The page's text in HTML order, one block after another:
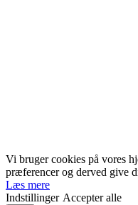
Vi bruger cookies på vores
præferencer og derved give
Læs mere
Indstillinger Accepter alle